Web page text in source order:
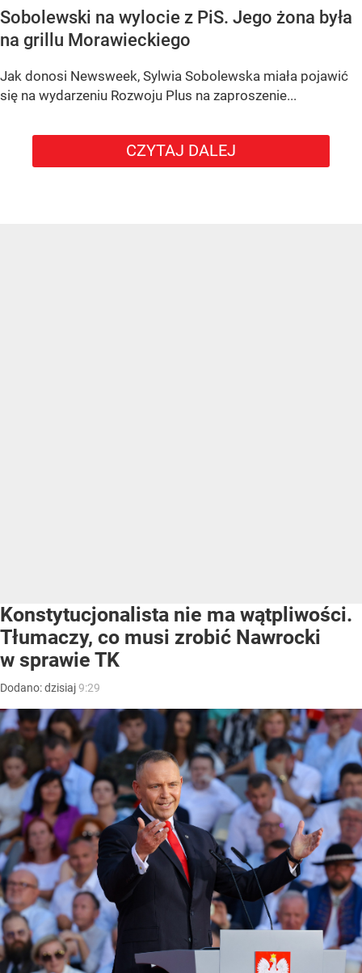
Sobolewski na wylocie z PiS. Jego żona była
na grillu Morawieckiego
Jak donosi Newsweek, Sylwia Sobolewska miała pojawić
się na wydarzeniu Rozwoju Plus na zaproszenie...
CZYTAJ DALEJ
Konstytucjonalista nie ma wątpliwości.
Tłumaczy, co musi zrobić Nawrocki
w sprawie TK
Dodano:dzisiaj9:29